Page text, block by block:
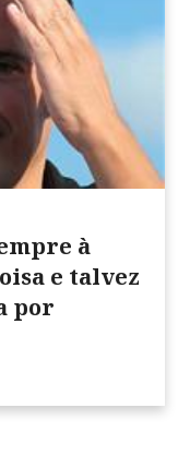
à
e talvez
por